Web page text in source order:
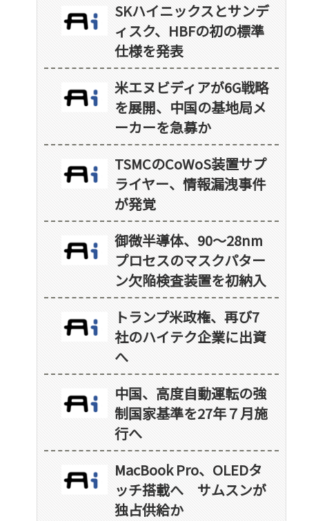
SKハイニックスとサンデ
ィスク、HBFの初の標準
仕様を発表
米エヌビディアが6G戦略
を展開、中国の基地局メ
ーカーを急募か
TSMCのCoWoS装置サプ
ライヤー、情報漏洩事件
が発覚
御微半導体、90～28nm
プロセスのマスクパター
ン欠陥検査装置を初納入
トランプ米政権、再び7
社のハイテク企業に出資
へ
中国、高度自動運転の強
制国家基準を27年７月施
行へ
MacBook Pro、OLEDタ
ッチ搭載へ サムスンが
独占供給か